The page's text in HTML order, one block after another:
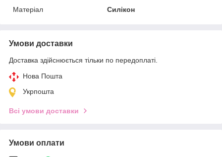
Матеріал
Силікон
Умови доставки
Доставка здійснюється тільки по передоплаті.
Нова Пошта
Укрпошта
Всі умови доставки
Умови оплати